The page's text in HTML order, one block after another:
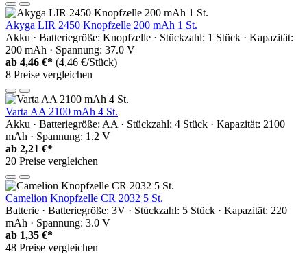
Akyga LIR 2450 Knopfzelle 200 mAh 1 St.
Akku · Batteriegröße: Knopfzelle · Stückzahl: 1 Stück · Kapazität:
200 mAh · Spannung: 37.0 V
ab 4,46 €* (4,46 €/Stück)
8 Preise vergleichen
Varta AA 2100 mAh 4 St.
Akku · Batteriegröße: AA · Stückzahl: 4 Stück · Kapazität: 2100
mAh · Spannung: 1.2 V
ab 2,21 €*
20 Preise vergleichen
Camelion Knopfzelle CR 2032 5 St.
Batterie · Batteriegröße: 3V · Stückzahl: 5 Stück · Kapazität: 220
mAh · Spannung: 3.0 V
ab 1,35 €*
48 Preise vergleichen